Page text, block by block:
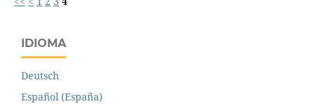
IDIOMA
Deutsch
Español (España)